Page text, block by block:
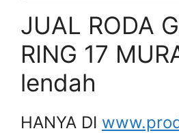
JUAL RODA
RING 17
lendah
HANYA DI